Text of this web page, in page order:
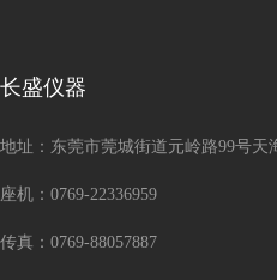
长盛仪器
地址：东莞市莞城街道元岭路99号天
座机：0769-22336959
传真：0769-88057887